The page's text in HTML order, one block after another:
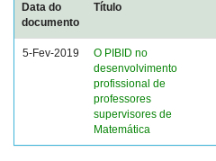
Data do
documento
Título
5-Fev-2019
O PIBID no
desenvolvimento
profissional de
professores
supervisores de
Matemática